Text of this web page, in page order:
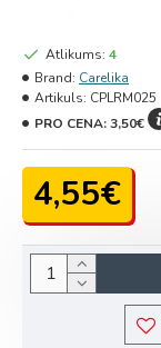
4,55€
Atlikums: 4
Brand: Carelika
Artikuls: CPLRM025
PRO CENA:3,50€